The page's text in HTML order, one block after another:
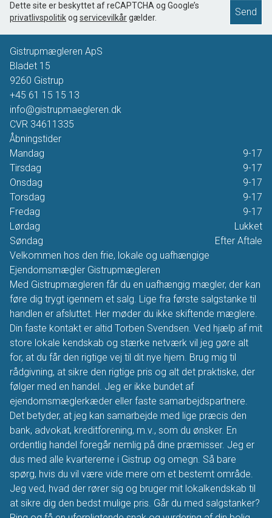
Dette site er beskyttet af reCAPTCHA og Google’s
privatlivspolitikog servicevilkårgælder. Send
Gistrupmægleren ApS
Bladet 15
9260 Gistrup
+45 61 15 15 13
info@gistrupmaegleren.dk
CVR 34611335
Åbningstider
Mandag
9-17
Tirsdag
9-17
Onsdag
9-17
Torsdag
9-17
Fredag
9-17
Lørdag
Lukket
Søndag
Efter Aftale
Velkommen hos den frie, lokale og uafhængige
Ejendomsmægler Gistrupmægleren
Med Gistrupmægleren får du en uafhængig mægler, der kan
føre dig trygt igennem et salg. Lige fra første salgstanke til
handlen er afsluttet. Her møder du ikke skiftende mæglere.
Din faste kontakt er altid Torben Svendsen. Ved hjælp af mit
store lokale kendskab og stærke netværk vil jeg gøre alt
for, at du får den rigtige vej til dit nye hjem. Brug mig til
rådgivning, at sikre den rigtige pris og alt det praktiske, der
følger med en handel. Jeg er ikke bundet af
ejendomsmæglerkæder eller faste samarbejdspartnere.
Det betyder, at jeg kan samarbejde med lige præcis den
bank, advokat, kreditforening, m.v., som du ønsker. En
ordentlig handel foregår nemlig på dine præmisser. Jeg er
dus med alle kvartererne i Gistrup og omegn. Så bare
spørg, hvis du vil være vide mere om et bestemt område.
Jeg ved, hvad der rører sig og bruger mit lokalkendskab til
at sikre dig den bedst mulige pris. Går du med salgstanker?